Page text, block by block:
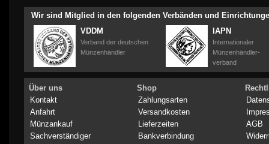
Wir sind Mitglied in den folgenden Verbänden und
VDDM
Verband der deutschen
Münzenhändler
IAPN
Internationaler
Münzenhändler-
verband
Über uns
Kontakt
Anfahrt
Münzankauf
Sachverständiger
Shop
Zahlungsarten
Versandkosten
Lieferzeiten
Bankverbindung
AGB